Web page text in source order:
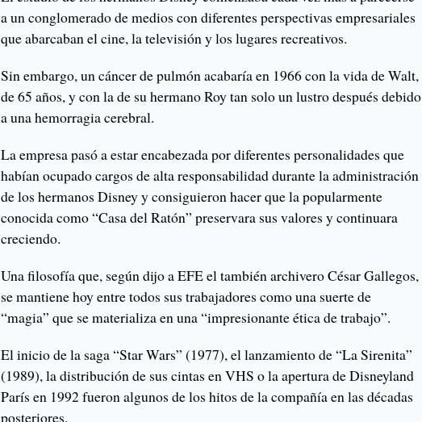
a un conglomerado de medios con diferentes perspectivas empresariales
que abarcaban el cine, la televisión y los lugares recreativos.
Sin embargo, un cáncer de pulmón acabaría en 1966 con la vida de Walt,
de 65 años, y con la de su hermano Roy tan solo un lustro después debido
a una hemorragia cerebral.
La empresa pasó a estar encabezada por diferentes personalidades que
habían ocupado cargos de alta responsabilidad durante la administración
de los hermanos Disney y consiguieron hacer que la popularmente
conocida como “Casa del Ratón” preservara sus valores y continuara
creciendo.
Una filosofía que, según dijo a EFE el también archivero César Gallegos,
se mantiene hoy entre todos sus trabajadores como una suerte de
“magia” que se materializa en una “impresionante ética de trabajo”.
El inicio de la saga “Star Wars” (1977), el lanzamiento de “La Sirenita”
(1989), la distribución de sus cintas en VHS o la apertura de Disneyland
París en 1992 fueron algunos de los hitos de la compañía en las décadas
posteriores.